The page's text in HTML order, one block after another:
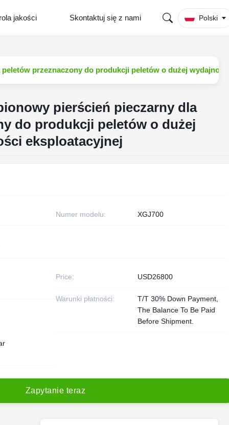
jakości Skontaktuj się z nami Polski
przeznaczony do produkcji peletów o dużej
pierścień pieczarny dla
do produkcji peletów o dużej
eksploatacyjnej
Numer modelu: XGJ700
Price: USD26800
Warunki płatności:
T/T 30% Down Payment,
The Balance To Be Paid
Before Shipment.
Zapytanie teraz